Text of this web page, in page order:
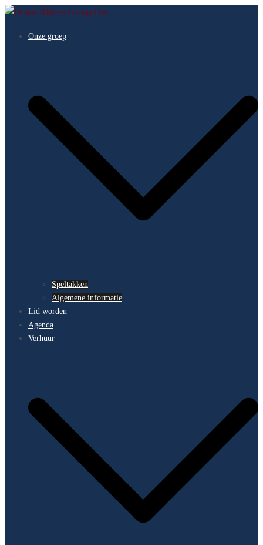
Skip
content
Onze groep
Speltakken
Algemene informatie
Lid worden
Agenda
Verhuur